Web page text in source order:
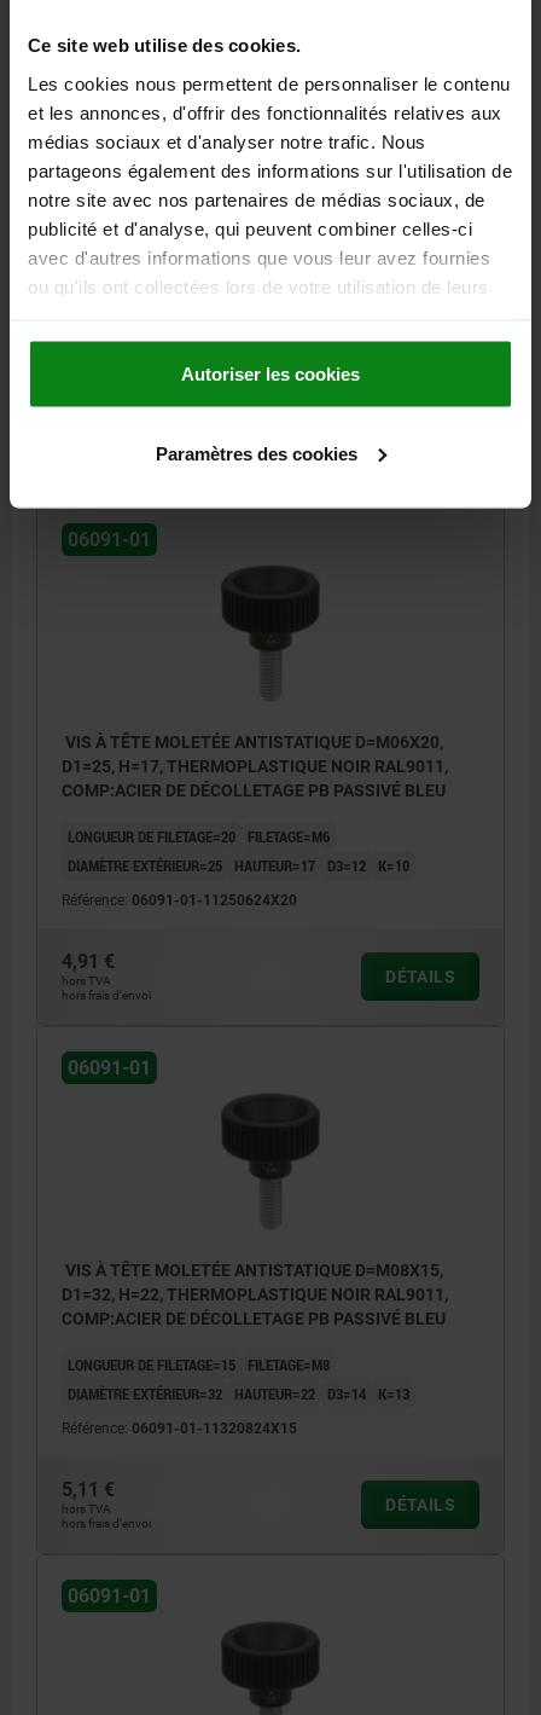
Ce site web utilise des cookies.
Les cookies nous permettent de personnaliser le contenu
et les annonces, d'offrir des fonctionnalités relatives aux
médias sociaux et d'analyser notre trafic. Nous
partageons également des informations sur l'utilisation de
notre site avec nos partenaires de médias sociaux, de
publicité et d'analyse, qui peuvent combiner celles-ci
avec d'autres informations que vous leur avez fournies
ou qu'ils ont collectées lors de votre utilisation de leurs
Autoriser les cookies
Paramètres des cookies
VIS À TÊTE MOLETÉE ANTISTATIQUE D=M06X15,
D1=25, H=17, THERMOPLASTIQUE NOIR RAL9011,
COMP:ACIER DE DÉCOLLETAGE PB PASSIVÉ BLEU
DIAMÈTRE EXTÉRIEUR=25 HAUTEUR=17 D3=12 K=10
06091-01-11250624X15
06091-01
VIS À TÊTE MOLETÉE ANTISTATIQUE D=M06X20,
D1=25, H=17, THERMOPLASTIQUE NOIR RAL9011,
COMP:ACIER DE DÉCOLLETAGE PB PASSIVÉ BLEU
LONGUEUR DE FILETAGE=20
FILETAGE=M6
DIAMÈTRE EXTÉRIEUR=25
HAUTEUR=17 D3=12 K=10
Référence: 06091-01-11250624X20
4,91 €
hors TVA
hors frais d’envoi
DÉTAILS
06091-01
VIS À TÊTE MOLETÉE ANTISTATIQUE D=M08X15,
D1=32, H=22, THERMOPLASTIQUE NOIR RAL9011,
COMP:ACIER DE DÉCOLLETAGE PB PASSIVÉ BLEU
LONGUEUR DE FILETAGE=15
FILETAGE=M8
DIAMÈTRE EXTÉRIEUR=32
HAUTEUR=22 D3=14 K=13
Référence: 06091-01-11320824X15
5,11 €
hors TVA
hors frais d’envoi
DÉTAILS
06091-01